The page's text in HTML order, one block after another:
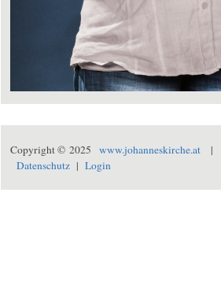
Copyright © 2025 www.johanneskirche.at |
Datenschutz | Login